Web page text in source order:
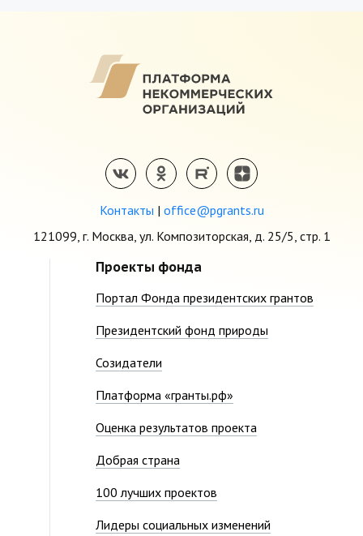
Контакты | office@pgrants.ru
121099, г. Москва, ул. Композиторская, д. 25/5, стр. 1
Проекты фонда
Портал Фонда президентских грантов
Президентский фонд природы
Созидатели
Платформа «гранты.рф»
Оценка результатов проекта
Добрая страна
100 лучших проектов
Лидеры социальных изменений